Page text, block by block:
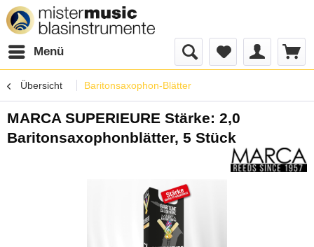
Menü
Übersicht Baritonsaxophon-Blätter
MARCA SUPERIEURE Stärke: 2,0
Baritonsaxophonblätter, 5 Stück